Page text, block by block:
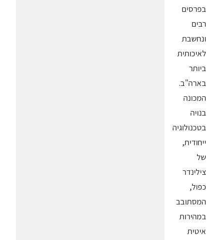
בפרסים
רבים
ונחשבת
לאיכותית
ביותר
בארה"ב.
המכונה
בנויה
בטכנולוגיה
ייחודית,
של
צילינדר
כפול,
המסתובב
במהירות
איטית